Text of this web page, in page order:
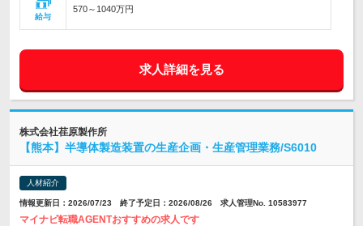
給与
570～1040万円
求人詳細を見る
株式会社荏原製作所
【熊本】半導体製造装置の生産企画・生産管理業務/S6010
人材紹介
情報更新日：2026/07/23 終了予定日：2026/08/26 求人管理No. 10583977
マイナビ転職AGENTおすすめの求人です